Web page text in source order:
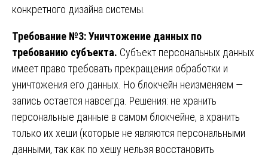
конкретного дизайна системы.
Требование №3: Уничтожение данных по
требованию субъекта. Субъект персональных данных
имеет право требовать прекращения обработки и
уничтожения его данных. Но блокчейн неизменяем —
запись остается навсегда. Решения: не хранить
персональные данные в самом блокчейне, а хранить
только их хеши (которые не являются персональными
данными, так как по хешу нельзя восстановить